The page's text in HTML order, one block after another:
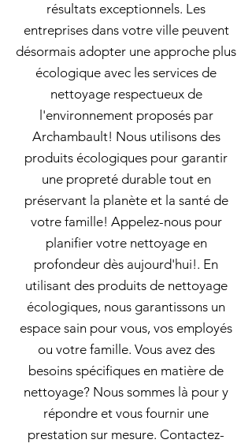
résultats exceptionnels. Les
entreprises dans votre ville peuvent
désormais adopter une approche plus
écologique avec les services de
nettoyage respectueux de
l'environnement proposés par
Archambault! Nous utilisons des
produits écologiques pour garantir
une propreté durable tout en
préservant la planète et la santé de
votre famille! Appelez-nous pour
planifier votre nettoyage en
profondeur dès aujourd'hui!. En
utilisant des produits de nettoyage
écologiques, nous garantissons un
espace sain pour vous, vos employés
ou votre famille. Vous avez des
besoins spécifiques en matière de
nettoyage? Nous sommes là pour y
répondre et vous fournir une
prestation sur mesure. Contactez-